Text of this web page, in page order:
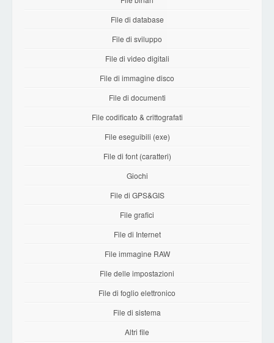
File di database
File di sviluppo
File di video digitali
File di immagine disco
File di documenti
File codificato & crittografati
File eseguibili (exe)
File di font (caratteri)
Giochi
File di GPS&GIS
File grafici
File di Internet
File immagine RAW
File delle impostazioni
File di foglio elettronico
File di sistema
Altri file